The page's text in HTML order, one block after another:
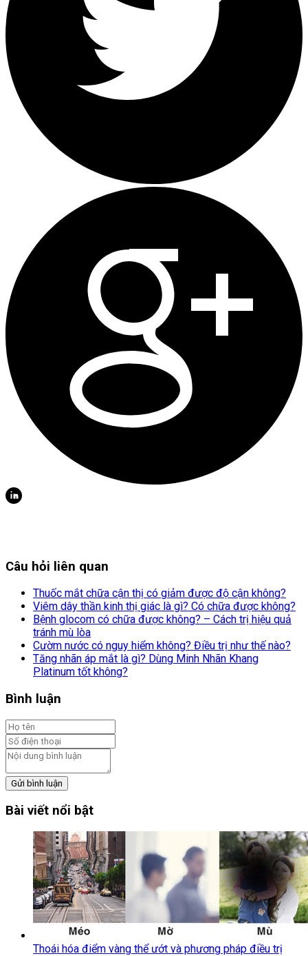
Câu hỏi liên quan
Thuốc mắt chữa cận thị có giảm được độ cận không?
Viêm dây thần kinh thị giác là gì? Có chữa được không?
Bệnh glocom có chữa được không? – Cách trị hiệu quả
tránh mù lòa
Cườm nước có nguy hiểm không? Điều trị như thế nào?
Tăng nhãn áp mắt là gì? Dùng Minh Nhãn Khang
Platinum tốt không?
Bình luận
Gửi bình luận
Bài viết nổi bật
Thoái hóa điểm vàng thể ướt và phương pháp điều trị